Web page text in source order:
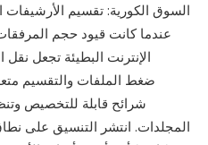
السوق الكورية: تقسيم الأرشيفات
عندما كانت قيود حجم
الإنترنت البطيئة تجعل
شرائح قابلة للتخصيص
المجلدات. انتشر التنسيق على